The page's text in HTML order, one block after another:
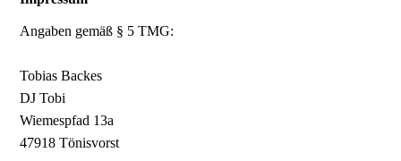
Angaben gemäß § 5 TMG:
Tobias Backes
DJ Tobi
Wiemespfad 13a
47918 Tönisvorst